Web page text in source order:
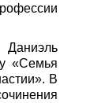
«Семья
В